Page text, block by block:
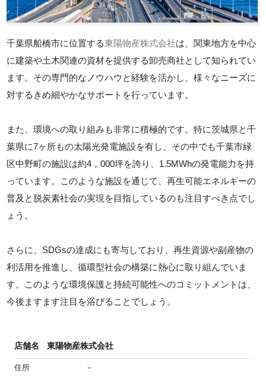
千葉県船橋市に位置する東陽物産株式会社は、関東地方を中心
に建築や土木関連の資材を提供する卸売商社として知られてい
ます。その専門的なノウハウと経験を活かし、様々なニーズに
対するきめ細やかなサポートを行っています。
また、環境への取り組みも非常に積極的です。特に茨城県と千
葉県に7ヶ所もの太陽光発電施設を有し、その中でも千葉市緑
区中野町の施設は約4，000坪を誇り、1.5MWhの発電能力を持
っています。このような施設を通じて、再生可能エネルギーの
普及と脱炭素社会の実現を目指しているのも注目すべき点でし
ょう。
さらに、SDGsの達成にも寄与しており、再生資源や副産物の
利活用を推進し、循環型社会の構築に熱心に取り組んでいま
す。このような環境保護と持続可能性へのコミットメントは、
今後ますます注目を浴びることでしょう。
店舗名 東陽物産株式会社
住所 －